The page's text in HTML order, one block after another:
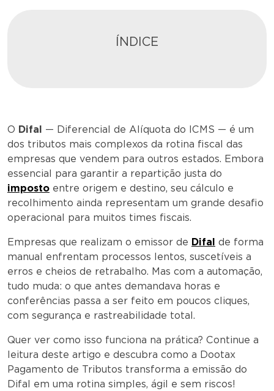
ÍNDICE
O Difal — Diferencial de Alíquota do ICMS — é um
dos tributos mais complexos da rotina fiscal das
empresas que vendem para outros estados. Embora
essencial para garantir a repartição justa do
imposto entre origem e destino, seu cálculo e
recolhimento ainda representam um grande desafio
operacional para muitos times fiscais.
Empresas que realizam o emissor de Difal de forma
manual enfrentam processos lentos, suscetíveis a
erros e cheios de retrabalho. Mas com a automação,
tudo muda: o que antes demandava horas e
conferências passa a ser feito em poucos cliques,
com segurança e rastreabilidade total.
Quer ver como isso funciona na prática? Continue a
leitura deste artigo e descubra como a Dootax
Pagamento de Tributos transforma a emissão do
Difal em uma rotina simples, ágil e sem riscos!